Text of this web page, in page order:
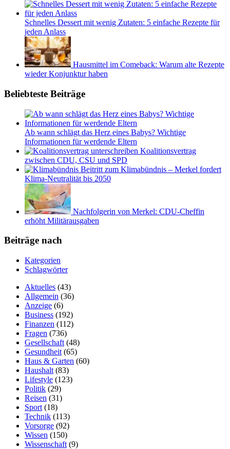
Schnelles Dessert mit wenig Zutaten: 5 einfache Rezepte für
jeden Anlass
Hausmittel im Comeback: Warum alte Rezepte
wieder Konjunktur haben
Beliebteste Beiträge
Ab wann schlägt das Herz eines Babys? Wichtige
Informationen für werdende Eltern
Koalitionsvertrag
zwischen CDU, CSU und SPD
Beitritt zum Klimabündnis – Merkel fordert
Klima-Neutralität bis 2050
Nachfolgerin von Merkel: CDU-Cheffin
erhöht Militärausgaben
Beiträge nach
Kategorien
Schlagwörter
Aktuelles (43)
Allgemein (36)
Anzeige (6)
Business (192)
Finanzen (112)
Fragen (736)
Gesellschaft (48)
Gesundheit (65)
Haus & Garten (60)
Haushalt (83)
Lifestyle (123)
Politik (29)
Reisen (31)
Sport (18)
Technik (113)
Vorsorge (92)
Wissen (150)
Wissenschaft (9)